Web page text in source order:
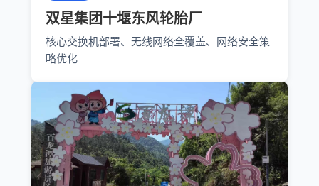
双星集团十堰东风轮胎厂
核心交换机部署、无线网络全覆盖、网络安全策
略优化